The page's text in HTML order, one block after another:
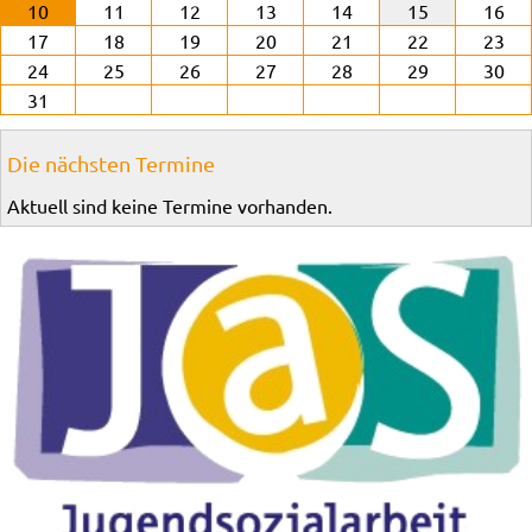
10
11 12 13 14 15
16
17
18 19 20 21 22
23
24
25 26 27 28 29
30
31
Die nächsten Termine
Aktuell sind keine Termine vorhanden.